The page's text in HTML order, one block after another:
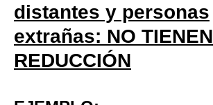
distantes y personas
extrañas: NO TIENEN
REDUCCIÓN